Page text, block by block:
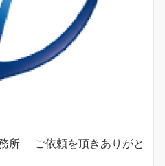
所 ご依頼を頂きありがと